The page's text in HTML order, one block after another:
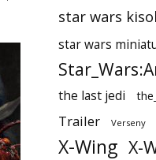
star wars
star wars
the last jedi
Trailer Verseny
X-Wing X-